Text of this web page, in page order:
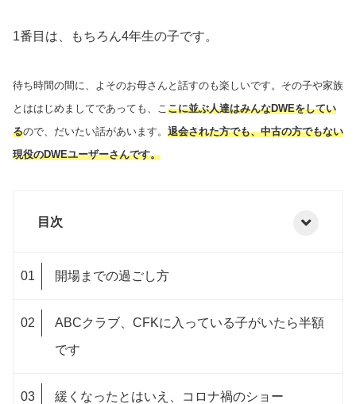
1番目は、もちろん4年生の子です。
待ち時間の間に、よそのお母さんと話すのも楽しいです。その子や家族
とははじめましてであっても、こ こに並ぶ人達はみんなDWEをしてい
るので、だいたい話があいます。 退会された方でも、中古の方でもない
現役のDWEユーザーさんです。
目次
開場までの過ごし方
ABCクラブ、CFKに入っている子がいたら半額
です
緩くなったとはいえ、コロナ禍のショー